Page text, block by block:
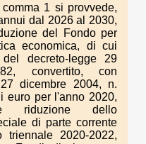
1 si provvede,
dal 2026 al 2030,
del Fondo per
economica, di cui
decreto-legge 29
convertito, con
dicembre 2004, n.
euro per l'anno 2020,
riduzione dello
di parte corrente
2020-2022,